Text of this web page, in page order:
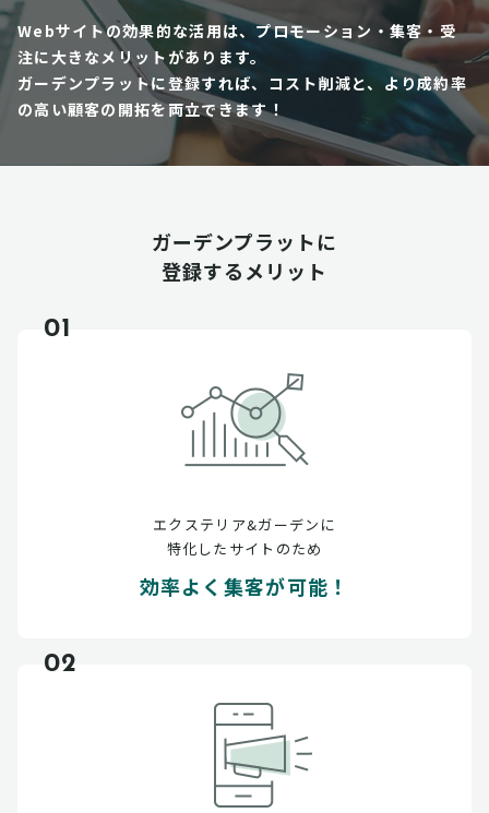
Webサイトの効果的な活用は、プロモーション・集客・受
注に大きなメリットがあります。
ガーデンプラットに登録すれば、コスト削減と、より成約率
の高い顧客の開拓を両立できます！
ガーデンプラットに
登録するメリット
01
エクステリア&ガーデンに
特化したサイトのため
効率よく集客が可能！
02